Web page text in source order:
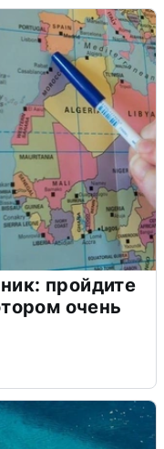
пройдите
очень